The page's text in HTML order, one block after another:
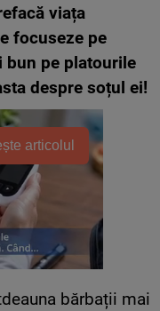
viața
focuseze pe
bun pe platourile
despre soțul ei!
articolul
bărbații mai